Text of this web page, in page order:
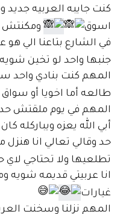
كنت جايبه العربيه
اسوق
ومكنتش
في الشارع بتاعنا الي
جنبها واحد لو تخين
المهم كنت بنادي واحد
طالعه أما اخويا أو
المهم في يوم ملقتش
أبي الله يعزه
حد وقالي تعالي انا
تطلعيها ولا تحتاجي لاي
انا عربيتي قديمه شويه
غيارات
المهم نزلنا وسخنت